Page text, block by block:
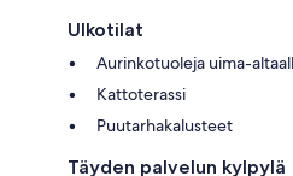
Ulkotilat
Aurinkotuoleja uima-
Kattoterassi
Puutarhakalusteet
Täyden palvelun kylpylä